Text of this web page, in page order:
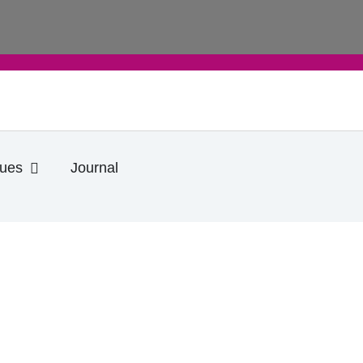
Ouvrir Informations pratiques
Journal